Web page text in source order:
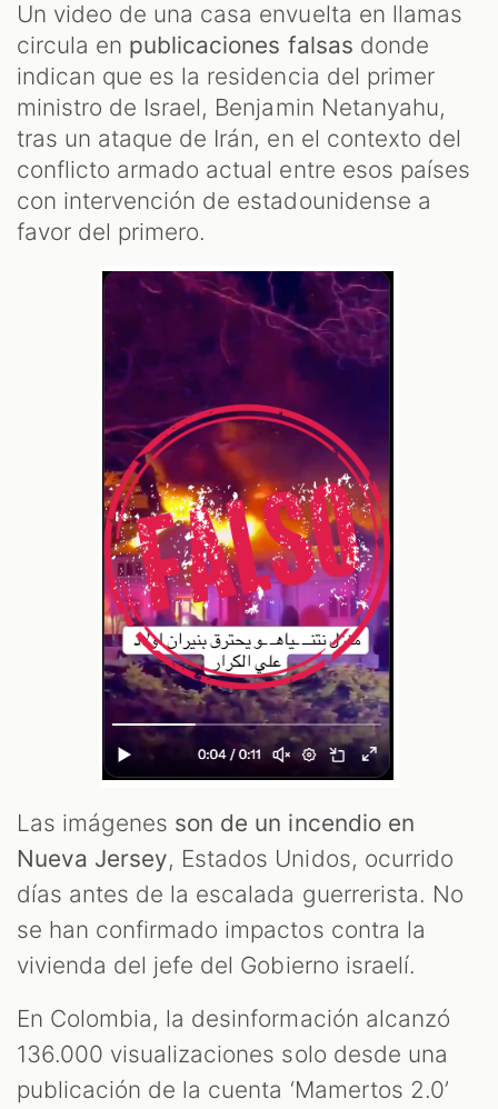
Un video de una casa envuelta en llamas
circula en publicaciones falsas donde
indican que es la residencia del primer
ministro de Israel, Benjamin Netanyahu,
tras un ataque de Irán, en el contexto del
conflicto armado actual entre esos países
con intervención de estadounidense a
favor del primero.
Las imágenes son de un incendio en
Nueva Jersey, Estados Unidos, ocurrido
días antes de la escalada guerrerista. No
se han confirmado impactos contra la
vivienda del jefe del Gobierno israelí.
En Colombia, la desinformación alcanzó
136.000 visualizaciones solo desde una
publicación de la cuenta ‘Mamertos 2.0’